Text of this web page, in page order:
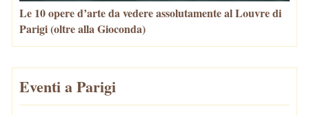
Le 10 opere d’arte da vedere assolutamente al Louvre di
Parigi (oltre alla Gioconda)
Eventi a Parigi